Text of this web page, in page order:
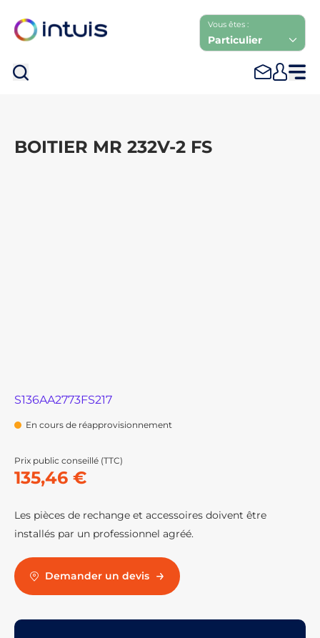
Vous êtes :
Particulier
BOITIER MR 232V-2 FS
S136AA2773FS217
En cours de réapprovisionnement
Prix public conseillé (TTC)
135,46 €
Les pièces de rechange et accessoires doivent être
installés par un professionnel agréé.
Demander un devis